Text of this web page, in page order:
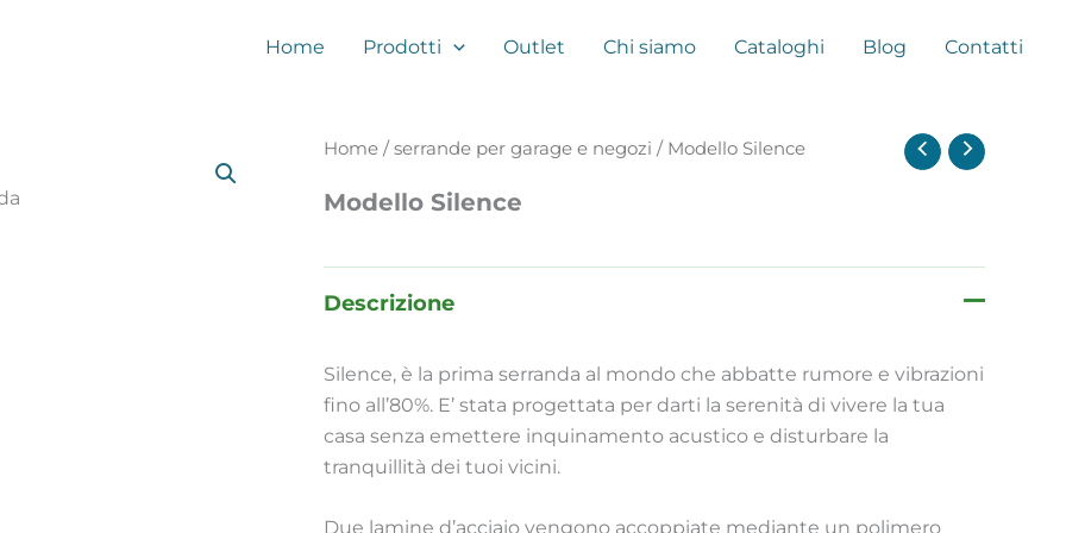
Home Prodotti Outlet Chi siamo Cataloghi Blog Contatti
Home /serrande per garage e negozi / Modello Silence
Modello Silence
Descrizione
Silence, è la prima serranda al mondo che abbatte rumore e vibrazioni
fino all’80%. E’ stata progettata per darti la serenità di vivere la tua
casa senza emettere inquinamento acustico e disturbare la
tranquillità dei tuoi vicini.
Due lamine d’acciaio vengono accoppiate mediante un polimero